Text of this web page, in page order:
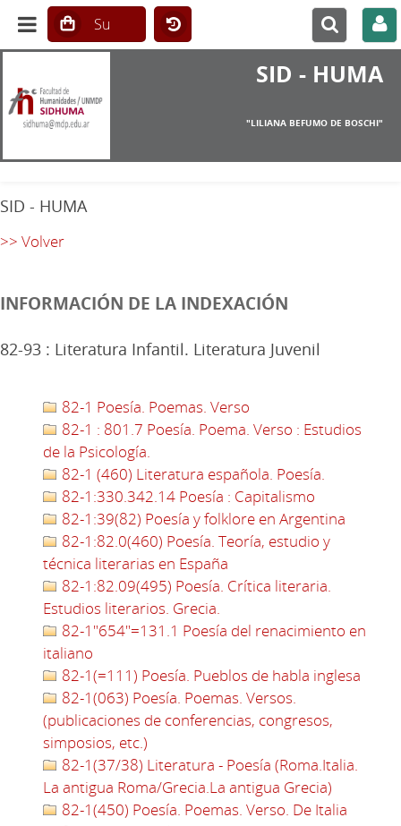
SID - HUMA
"LILIANA BEFUMO DE BOSCHI"
SID - HUMA
>> Volver
INFORMACIÓN DE LA INDEXACIÓN
82-93 : Literatura Infantil. Literatura Juvenil
82-1 Poesía. Poemas. Verso
82-1 : 801.7 Poesía. Poema. Verso : Estudios
de la Psicología.
82-1 (460) Literatura española. Poesía.
82-1:330.342.14 Poesía : Capitalismo
82-1:39(82) Poesía y folklore en Argentina
82-1:82.0(460) Poesía. Teoría, estudio y
técnica literarias en España
82-1:82.09(495) Poesía. Crítica literaria.
Estudios literarios. Grecia.
82-1"654"=131.1 Poesía del renacimiento en
italiano
82-1(=111) Poesía. Pueblos de habla inglesa
82-1(063) Poesía. Poemas. Versos.
(publicaciones de conferencias, congresos,
simposios, etc.)
82-1(37/38) Literatura - Poesía (Roma.Italia.
La antigua Roma/Grecia.La antigua Grecia)
82-1(450) Poesía. Poemas. Verso. De Italia